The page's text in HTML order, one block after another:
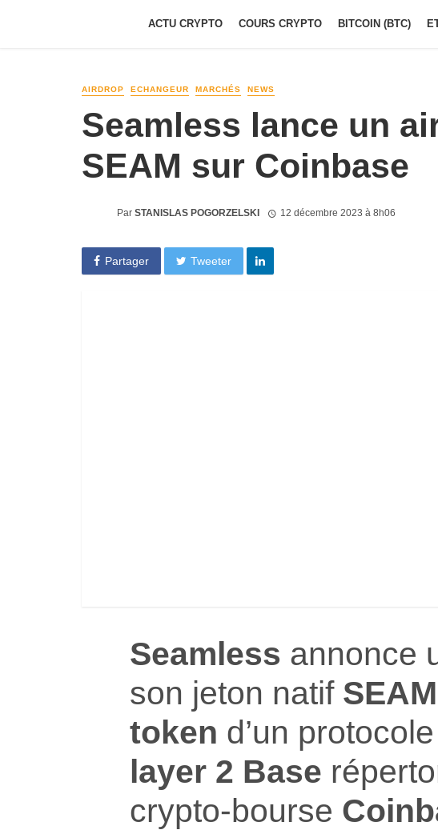
ACTU CRYPTO COURS CRYPTO BITCOIN (BTC)
AIRDROP ECHANGEUR MARCHÉS NEWS
Seamless lance un
SEAM sur Coinbase
Par STANISLAS POGORZELSKI 12 décembre 2023 à 8h06
Partager Tweeter
Seamless annonce
son jeton natif SEAM
token d’un
layer 2 Base
crypto-bourse